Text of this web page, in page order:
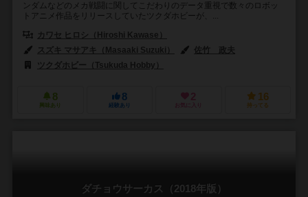
ンダムなどのメカ戦闘に関してこだわりのデータ重視で数々のロボッ
トアニメ作品をリリースしていたツクダホビーが、...
カワセ ヒロシ（Hiroshi Kawase）
スズキ マサアキ（Masaaki Suzuki）
佐竹 政夫
ツクダホビー（Tsukuda Hobby）
8
興味あり
8
経験あり
2
お気に入り
16
持ってる
ダチョウサーカス（2018年版）